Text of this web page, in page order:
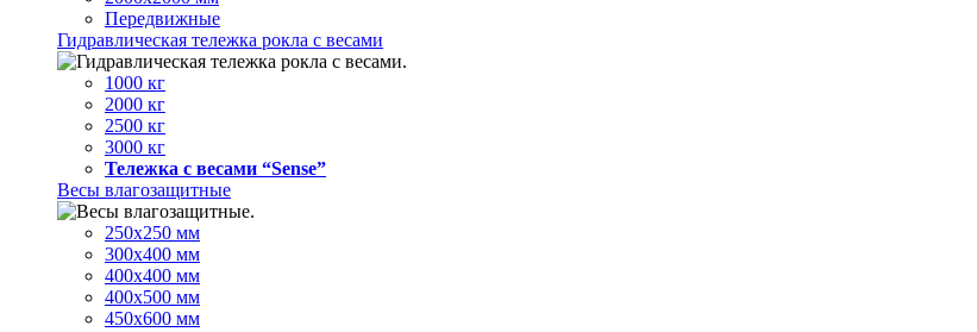
Передвижные
Гидравлическая тележка рокла с весами
1000 кг
2000 кг
2500 кг
3000 кг
Тележка с весами “Sense”
Весы влагозащитные
250х250 мм
300х400 мм
400х400 мм
400х500 мм
450х600 мм